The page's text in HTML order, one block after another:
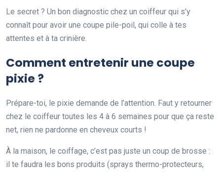
Le secret ? Un bon diagnostic chez un coiffeur qui s’y
connaît pour avoir une coupe pile-poil, qui colle à tes
attentes et à ta crinière.
Comment entretenir une coupe
pixie ?
Prépare-toi, le pixie demande de l’attention. Faut y retourner
chez le coiffeur toutes les 4 à 6 semaines pour que ça reste
net, rien ne pardonne en cheveux courts !
À la maison, le coiffage, c’est pas juste un coup de brosse :
il te faudra les bons produits (sprays thermo-protecteurs,